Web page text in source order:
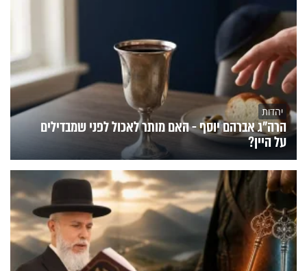
יהדות
הרה"ג אברהם יוסף - האם מותר לאכול לפני שמבדילים
על היין?